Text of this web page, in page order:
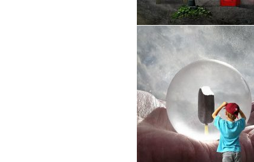
NUNC SIT AMET